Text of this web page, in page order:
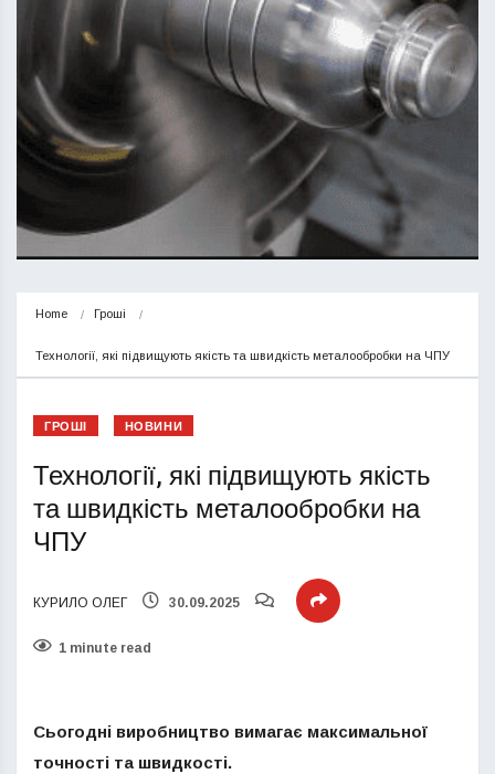
Home Гроші
Технології, які підвищують якість та швидкість металообробки на ЧПУ
ГРОШІ НОВИНИ
Технології, які підвищують якість
та швидкість металообробки на
ЧПУ
КУРИЛО ОЛЕГ 30.09.2025
1 minute read
Сьогодні виробництво вимагає максимальної
точності та швидкості.